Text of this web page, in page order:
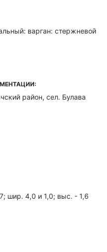
варган: стержневой
район, сел. Булава
шир. 4,0 и 1,0; выс. - 1,6